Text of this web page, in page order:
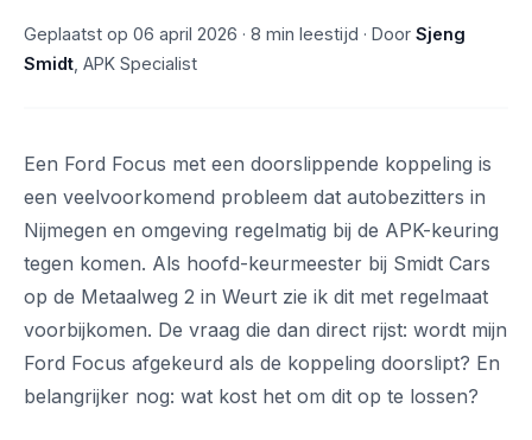
Geplaatst op 06 april 2026 · 8 min leestijd · Door Sjeng
Smidt , APK Specialist
Een Ford Focus met een doorslippende koppeling is
een veelvoorkomend probleem dat autobezitters in
Nijmegen en omgeving regelmatig bij de APK-keuring
tegen komen. Als hoofd-keurmeester bij Smidt Cars
op de Metaalweg 2 in Weurt zie ik dit met regelmaat
voorbijkomen. De vraag die dan direct rijst: wordt mijn
Ford Focus afgekeurd als de koppeling doorslipt? En
belangrijker nog: wat kost het om dit op te lossen?